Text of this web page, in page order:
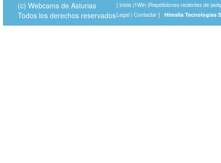
(c) Webcams de Asturias
Todos los derechos reservados
[ Inicio |1Win |Repeticiones recientes de
Legal | Contactar ] Himalia Tecnologías